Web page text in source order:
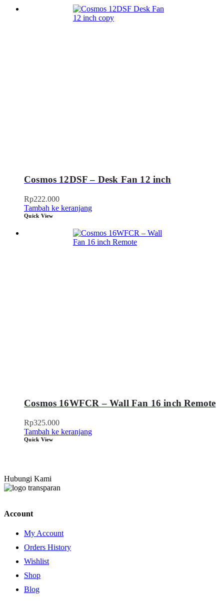
Cosmos 12DSF – Desk Fan 12 inch
Rp222.000
Tambah ke keranjang
Quick View
Cosmos 16WFCR – Wall Fan 16 inch Remote
Rp325.000
Tambah ke keranjang
Quick View
Hubungi Kami
Account
My Account
Orders History
Wishlist
Shop
Blog